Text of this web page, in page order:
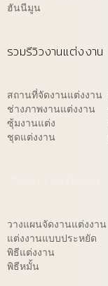
ฮันนีมูน
รวมรีวิวงานแต่งงาน
สถานที่จัดงานแต่งงาน
ช่างภาพงานแต่งงาน
ซุ้มงานแต่ง
ชุดแต่งงาน
วางแผนจัดงานแต่งงาน
แต่งงานแบบประหยัด
พิธีแต่งงาน
พิธีหมั้น